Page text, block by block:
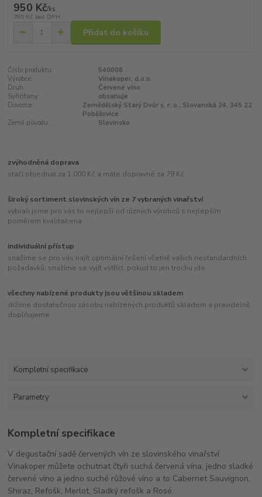
950 Kč/ks
785 Kč bez DPH
Přidat do košíku
Číslo produktu:
540008
Výrobce:
Vinakoper, d.o.o.
Druh:
Červené víno
Syřičitany:
obsahuje
Dovozce:
Zemědělský Starý Dvůr s. r. o., Slovanská 24, 345 22
Poběžovice
Země původu:
Slovinsko
zvýhodněná doprava
stačí objednat za 1.000 Kč a máte dopravné za 79 Kč
široký sortiment slovinských vín ze 7 vybraných vinařství
vybrali jsme pro vás to nejlepší od různých výrobců s nejlepším
poměrem kvalita/cena
individuální přístup
snažíme se pro vás najít optimální řešení včetně vašich nestandardních
požadavků, snažíme se vyjít vstříct, pokud to jen trochu jde
všechny nabízené produkty jsou většinou skladem
držíme dostatečnou zásobu nabízených produktů skladem a pravidelně
doplňujeme
Kompletní specifikace
Parametry
Kompletní specifikace
V degustační sadě červených vín ze slovinského vinařství
Vinakoper můžete ochutnat čtyři suchá červená vína, jedno sladké
červené víno a jedno suché růžové víno a to Cabernet Sauvignon,
Shiraz, Refošk, Merlot, Sladký refošk a Rosé.